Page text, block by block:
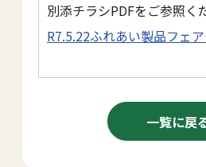
別添チラシPDFをご参照く
R7.5.22ふれあい製品フェ
一覧に戻